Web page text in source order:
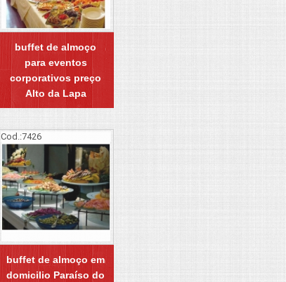
buffet de almoço
para eventos
corporativos preço
Alto da Lapa
Cod.:7426
buffet de almoço em
domicilio Paraíso do